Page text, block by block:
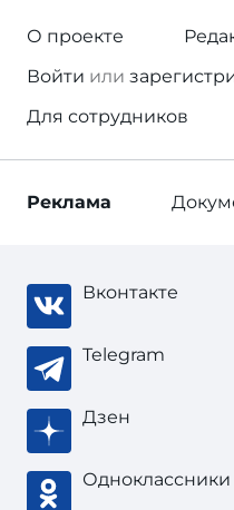
О проекте
Войти или
Для сотрудников
Реклама
Вконтакте
Telegram
Дзен
Одноклассники